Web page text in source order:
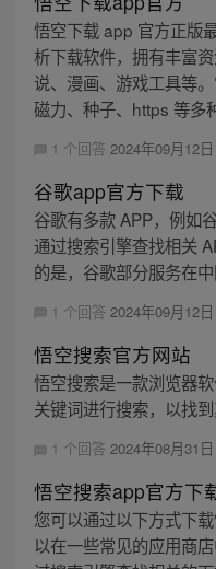
悟空下载 app 官方正版
析下载软件，拥有丰富
说、漫画、游戏工具等
磁力、种子、https 等多
1 个回答 2024年09月12
谷歌app官方下载
谷歌有多款 APP，例如
通过搜索引擎查找相关
的是，谷歌部分服务在
1 个回答 2024年09月12
悟空搜索官方网站
悟空搜索是一款浏览器
关键词进行搜索，以找到
1 个回答 2024年08月31
悟空搜索app官方下
您可以通过以下方式下
以在一些常见的应用商